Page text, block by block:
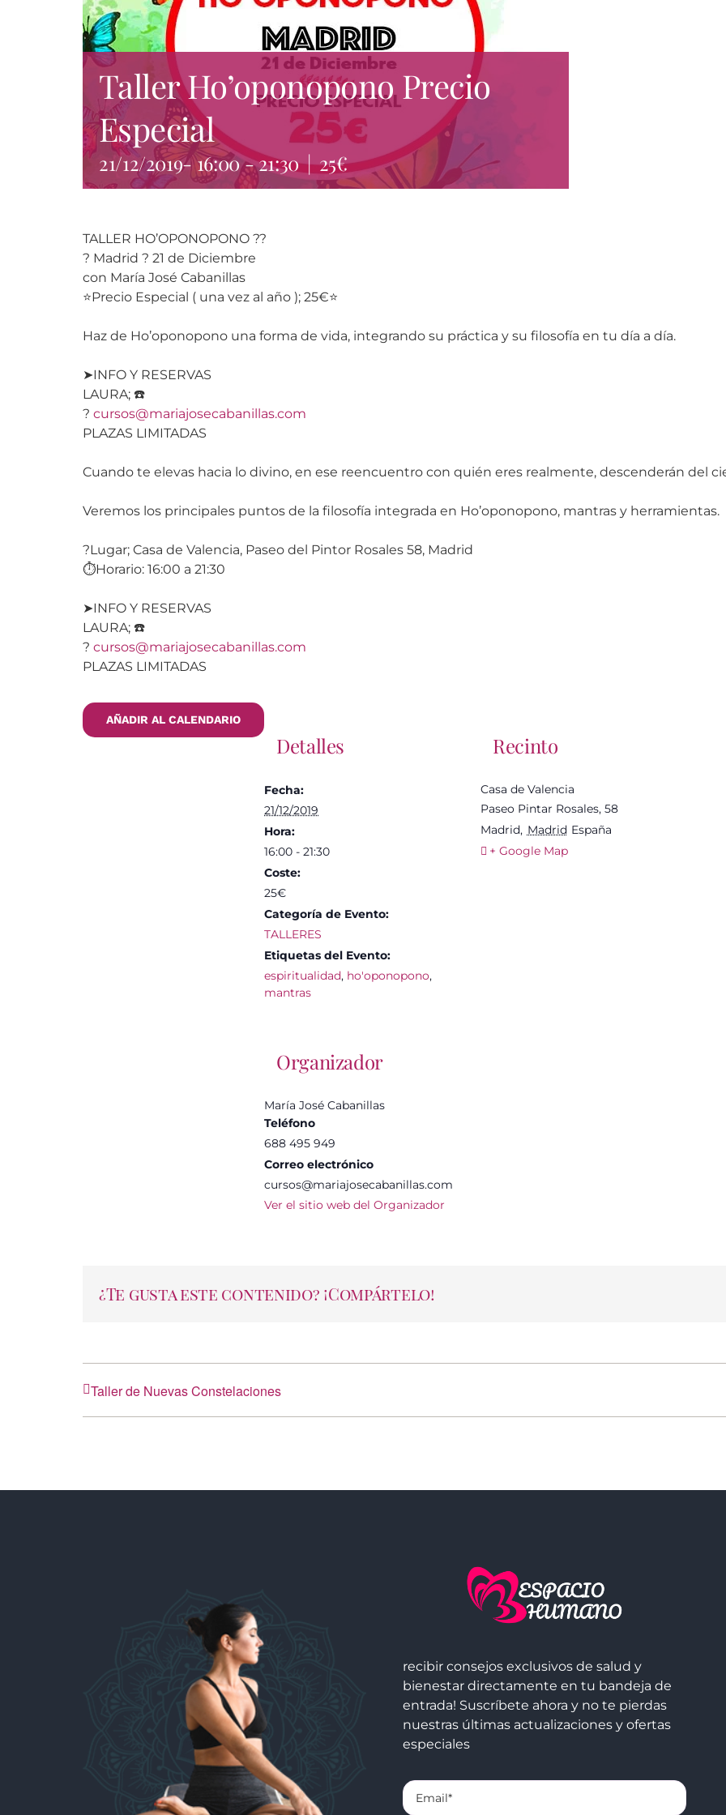
Taller Ho’oponopono Precio
Especial
21/12/2019- 16:00-21:30 | 25€
TALLER HO’OPONOPONO ??
? Madrid ? 21 de Diciembre
con María José Cabanillas
⭐️Precio Especial ( una vez al año ); 25€⭐️
Haz de Ho’oponopono una forma de vida, integrando su práctica y su filosofía en tu día a día.
➤INFO Y RESERVAS
LAURA; ☎️
? cursos@mariajosecabanillas.com
PLAZAS LIMITADAS
Cuando te elevas hacia lo divino, en ese reencuentro con quién eres realmente, descenderán del
Veremos los principales puntos de la filosofía integrada en Ho’oponopono, mantras y herramientas.
?Lugar; Casa de Valencia, Paseo del Pintor Rosales 58, Madrid
⏱Horario: 16:00 a 21:30
➤INFO Y RESERVAS
LAURA; ☎️
? cursos@mariajosecabanillas.com
PLAZAS LIMITADAS
AÑADIR AL CALENDARIO
Detalles
Fecha:
21/12/2019
Hora:
16:00 - 21:30
Coste:
25€
Categoría de Evento:
TALLERES
Etiquetas del Evento:
espiritualidad, ho'oponopono,
mantras
Organizador
María José Cabanillas
Teléfono
688 495 949
Correo electrónico
cursos@mariajosecabanillas.com
Ver el sitio web del Organizador
Recinto
Casa de Valencia
Paseo Pintar Rosales, 58
Madrid, Madrid España
+ Google Map
¿Te gusta este contenido? ¡Compártelo!
Taller de Nuevas Constelaciones
recibir consejos exclusivos de salud y
bienestar directamente en tu bandeja de
entrada! Suscríbete ahora y no te pierdas
nuestras últimas actualizaciones y ofertas
especiales